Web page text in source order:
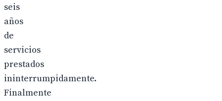
seis
años
de
servicios
prestados
ininterrumpidamente.
Finalmente